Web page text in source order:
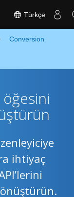
Türkçe
Conversion
öğesini
ihtiyaç